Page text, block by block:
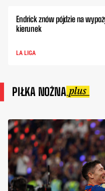
Endrick znów pójdzie na
kierunek
LA LIGA
PIŁKA NOŻNA